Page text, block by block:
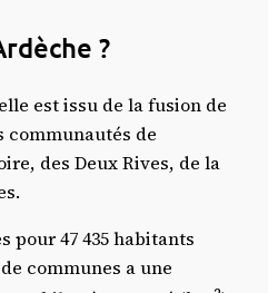
?
est issu de la fusion de
communautés de
des Deux Rives, de la
pour 47 435 habitants
communes a une